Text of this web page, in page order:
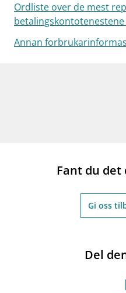
Ordliste over de mest
betalingskontotenestene
Annan
Fant du
Gi oss
Del